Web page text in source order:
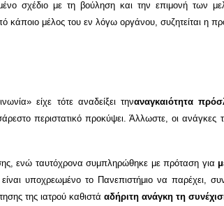
σχέδιο με τη βούληση και την επιμονή των
κάποιο μέλος του εν λόγω οργάνου, συζητείται η
είχε τότε αναδείξει τηναναγκαιότητα
περιστατικό προκύψει. Άλλωστε, οι
ενώ ταυτόχρονα συμπληρώθηκε με πρόταση για
υποχρεωμένο το Πανεπιστήμιο να
της ιατρού καθιστά αδήριτη ανάγκη τη